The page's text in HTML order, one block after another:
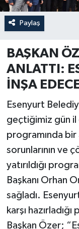
Paylaş
BAŞKAN
ANLATTI:
İNŞA
Esenyurt
geçtiğimiz gün il
programında bir
sorunlarının ve
yatırıldığı
Başkanı Orhan
sağladı.
karşı
Başkan Özer;